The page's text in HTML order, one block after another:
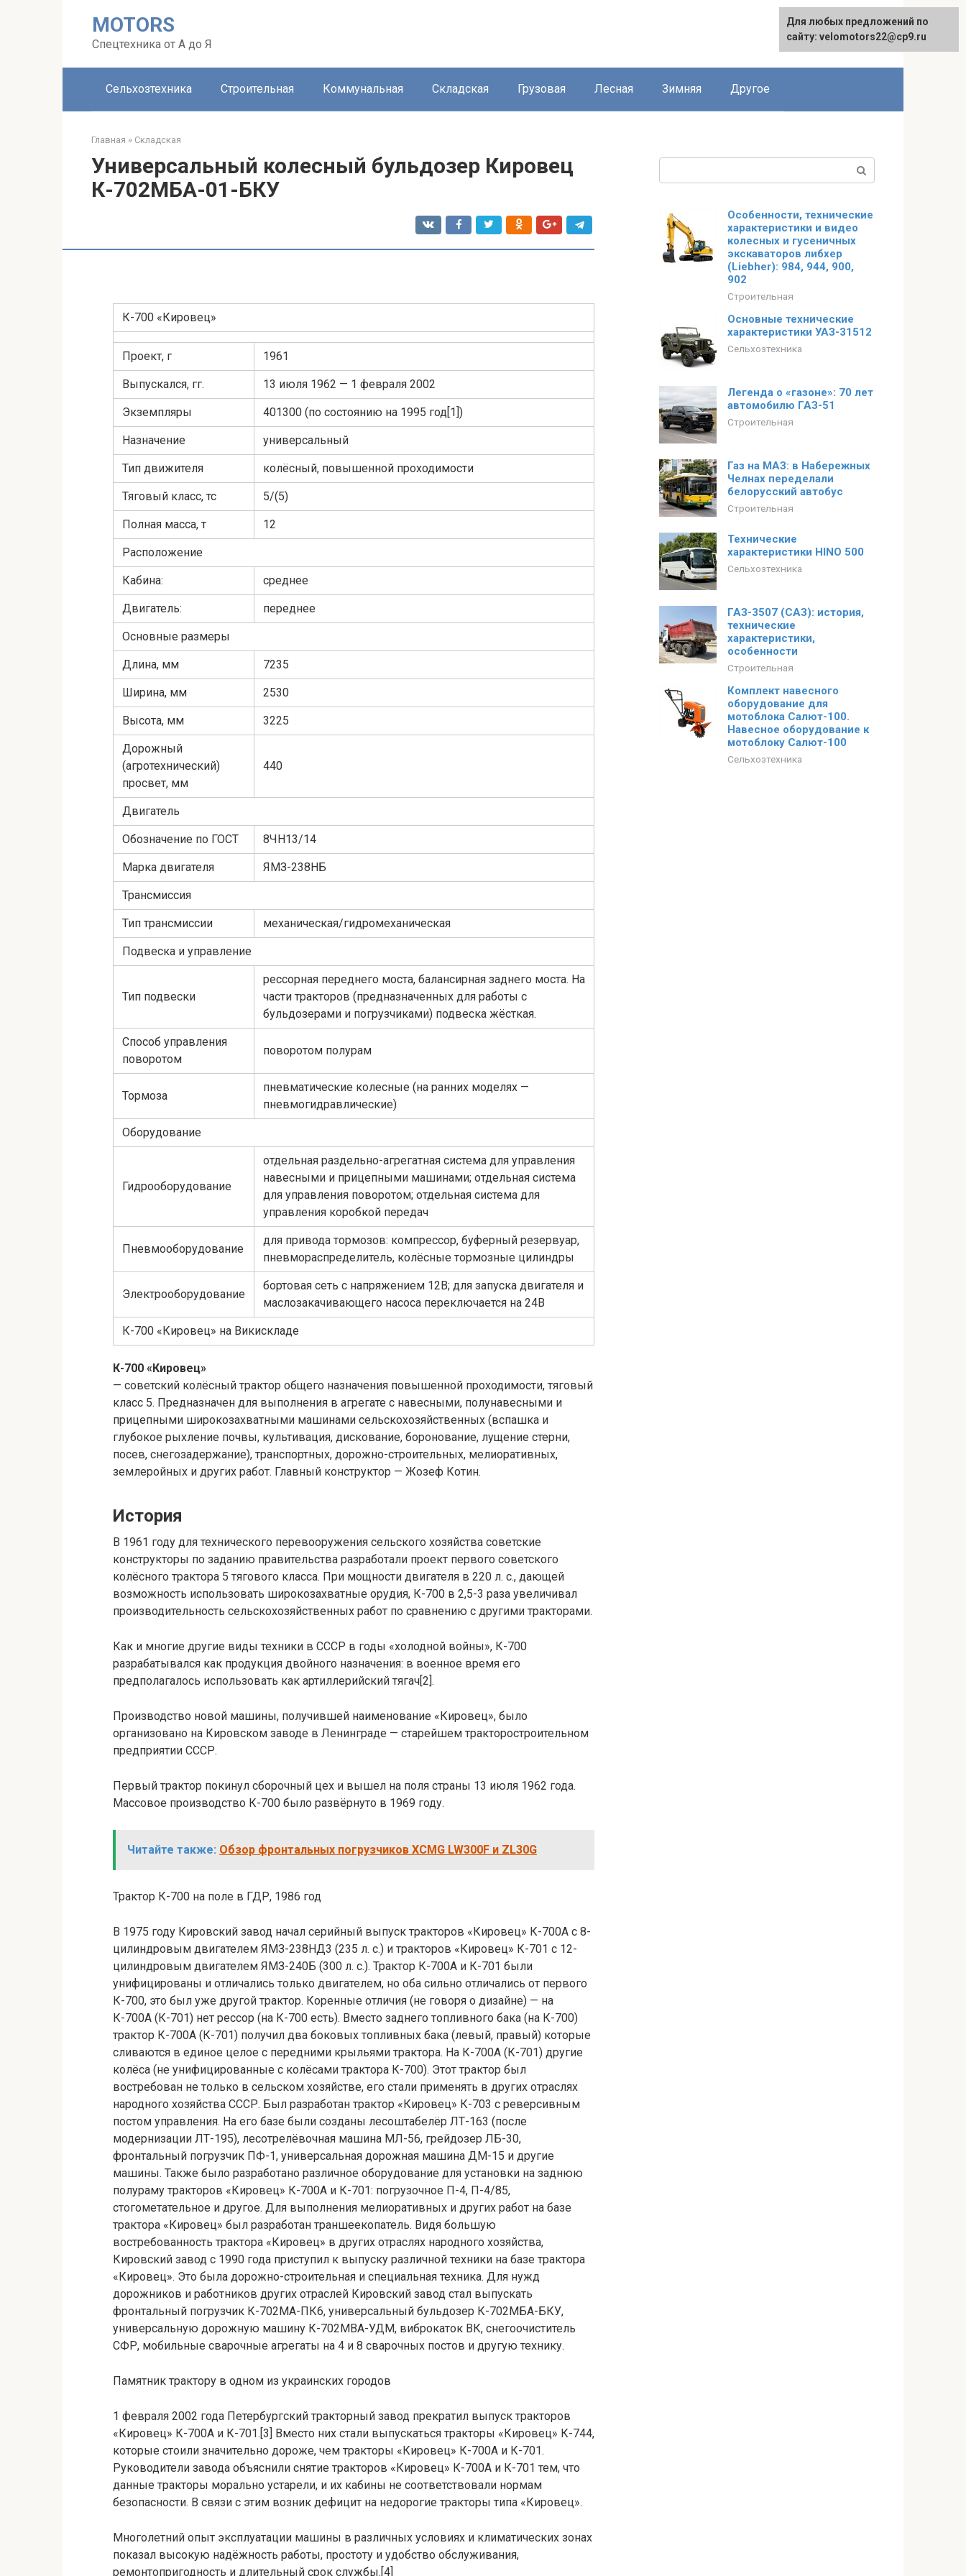
MOTORS
Спецтехника от А до Я
Сельхозтехника Строительная Коммунальная Складская Грузовая Лесная Зимняя Другое
Главная » Складская
Универсальный колесный бульдозер Кировец
К-702МБА-01-БКУ
К-700 «Кировец»
Проект, г 1961
Выпускался, гг. 13 июля 1962 — 1 февраля 2002
Экземпляры 401300 (по состоянию на 1995 год[1])
Назначение универсальный
Тип движителя колёсный, повышенной проходимости
Тяговый класс, тс 5/(5)
Полная масса, т 12
Расположение
Кабина: среднее
Двигатель: переднее
Основные размеры
Длина, мм 7235
Ширина, мм 2530
Высота, мм 3225
Дорожный
(агротехнический)
просвет, мм
440
Двигатель
Обозначение по ГОСТ 8ЧН13/14
Марка двигателя ЯМЗ-238НБ
Трансмиссия
Тип трансмиссии механическая/гидромеханическая
Подвеска и управление
Тип подвески
рессорная переднего моста, балансирная заднего моста. На
части тракторов (предназначенных для работы с
бульдозерами и погрузчиками) подвеска жёсткая.
Способ управления
поворотом
поворотом полурам
Тормоза
пневматические колесные (на ранних моделях —
пневмогидравлические)
Оборудование
Гидрооборудование
отдельная раздельно-агрегатная система для управления
навесными и прицепными машинами; отдельная система
для управления поворотом; отдельная система для
управления коробкой передач
Пневмооборудование
для привода тормозов: компрессор, буферный резервуар,
пневмораспределитель, колёсные тормозные цилиндры
Электрооборудование
бортовая сеть с напряжением 12В; для запуска двигателя и
маслозакачивающего насоса переключается на 24В
К-700 «Кировец» на Викискладе
К-700 «Кировец»
— советский колёсный трактор общего назначения повышенной проходимости, тяговый
класс 5. Предназначен для выполнения в агрегате с навесными, полунавесными и
прицепными широкозахватными машинами сельскохозяйственных (вспашка и
глубокое рыхление почвы, культивация, дискование, боронование, лущение стерни,
посев, снегозадержание), транспортных, дорожно-строительных, мелиоративных,
землеройных и других работ. Главный конструктор — Жозеф Котин.
История
В 1961 году для технического перевооружения сельского хозяйства советские
конструкторы по заданию правительства разработали проект первого советского
колёсного трактора 5 тягового класса. При мощности двигателя в 220 л. с., дающей
возможность использовать широкозахватные орудия, К-700 в 2,5-3 раза увеличивал
производительность сельскохозяйственных работ по сравнению с другими тракторами.
Как и многие другие виды техники в СССР в годы «холодной войны», К-700
разрабатывался как продукция двойного назначения: в военное время его
предполагалось использовать как артиллерийский тягач[2].
Производство новой машины, получившей наименование «Кировец», было
организовано на Кировском заводе в Ленинграде — старейшем тракторостроительном
предприятии СССР.
Первый трактор покинул сборочный цех и вышел на поля страны 13 июля 1962 года.
Массовое производство К-700 было развёрнуто в 1969 году.
Читайте также: Обзор фронтальных погрузчиков XCMG LW300F и ZL30G
Трактор К-700 на поле в ГДР, 1986 год
В 1975 году Кировский завод начал серийный выпуск тракторов «Кировец» К-700А с 8-
цилиндровым двигателем ЯМЗ-238НД3 (235 л. с.) и тракторов «Кировец» К-701 с 12-
цилиндровым двигателем ЯМЗ-240Б (300 л. с.). Трактор К-700А и К-701 были
унифицированы и отличались только двигателем, но оба сильно отличались от первого
К-700, это был уже другой трактор. Коренные отличия (не говоря о дизайне) — на
К-700А (К-701) нет рессор (на К-700 есть). Вместо заднего топливного бака (на К-700)
трактор К-700А (К-701) получил два боковых топливных бака (левый, правый) которые
сливаются в единое целое с передними крыльями трактора. На К-700А (К-701) другие
колёса (не унифицированные с колёсами трактора К-700). Этот трактор был
востребован не только в сельском хозяйстве, его стали применять в других отраслях
народного хозяйства СССР. Был разработан трактор «Кировец» К-703 с реверсивным
постом управления. На его базе были созданы лесоштабелёр ЛТ-163 (после
модернизации ЛТ-195), лесотрелёвочная машина МЛ-56, грейдозер ЛБ-30,
фронтальный погрузчик ПФ-1, универсальная дорожная машина ДМ-15 и другие
машины. Также было разработано различное оборудование для установки на заднюю
полураму тракторов «Кировец» К-700А и К-701: погрузочное П-4, П-4/85,
стогометательное и другое. Для выполнения мелиоративных и других работ на базе
трактора «Кировец» был разработан траншеекопатель. Видя большую
востребованность трактора «Кировец» в других отраслях народного хозяйства,
Кировский завод с 1990 года приступил к выпуску различной техники на базе трактора
«Кировец». Это была дорожно-строительная и специальная техника. Для нужд
дорожников и работников других отраслей Кировский завод стал выпускать
фронтальный погрузчик К-702МА-ПК6, универсальный бульдозер К-702МБА-БКУ,
универсальную дорожную машину К-702МВА-УДМ, виброкаток ВК, снегоочиститель
СФР, мобильные сварочные агрегаты на 4 и 8 сварочных постов и другую технику.
Памятник трактору в одном из украинских городов
1 февраля 2002 года Петербургский тракторный завод прекратил выпуск тракторов
«Кировец» К-700А и К-701.[3] Вместо них стали выпускаться тракторы «Кировец» К-744,
которые стоили значительно дороже, чем тракторы «Кировец» К-700А и К-701.
Руководители завода объяснили снятие тракторов «Кировец» К-700А и К-701 тем, что
данные тракторы морально устарели, и их кабины не соответствовали нормам
безопасности. В связи с этим возник дефицит на недорогие тракторы типа «Кировец».
Многолетний опыт эксплуатации машины в различных условиях и климатических зонах
показал высокую надёжность работы, простоту и удобство обслуживания,
ремонтопригодность и длительный срок службы.[4]
Особенности, технические
характеристики и видео
колесных и гусеничных
экскаваторов либхер
(Liebher): 984, 944, 900,
902
Строительная
Основные технические
характеристики УАЗ-31512
Сельхозтехника
Легенда о «газоне»: 70 лет
автомобилю ГАЗ-51
Строительная
Газ на МАЗ: в Набережных
Челнах переделали
белорусский автобус
Строительная
Технические
характеристики HINO 500
Сельхозтехника
ГАЗ-3507 (САЗ): история,
технические
характеристики,
особенности
Строительная
Комплект навесного
оборудование для
мотоблока Салют-100.
Навесное оборудование к
мотоблоку Салют-100
Сельхозтехника
Для любых предложений по
сайту: velomotors22@cp9.ru